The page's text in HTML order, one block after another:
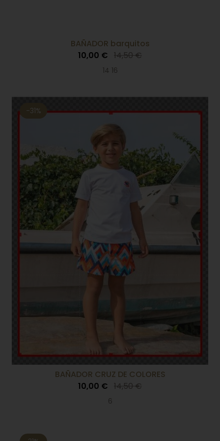
BAÑADOR barquitos
10,00 € 14,50 €
14 16
-31%
BAÑADOR CRUZ DE COLORES
10,00 € 14,50 €
6